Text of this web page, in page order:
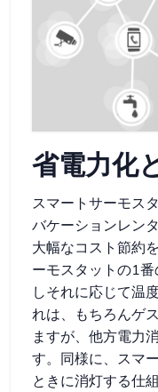
省電力化
スマートサーモス
バケーションレン
大幅なコスト節約
ーモスタットの1
しそれに応じて温
れは、もちろんゲ
ますが、他方電力
す。同様に、スマ
ときに消灯する仕